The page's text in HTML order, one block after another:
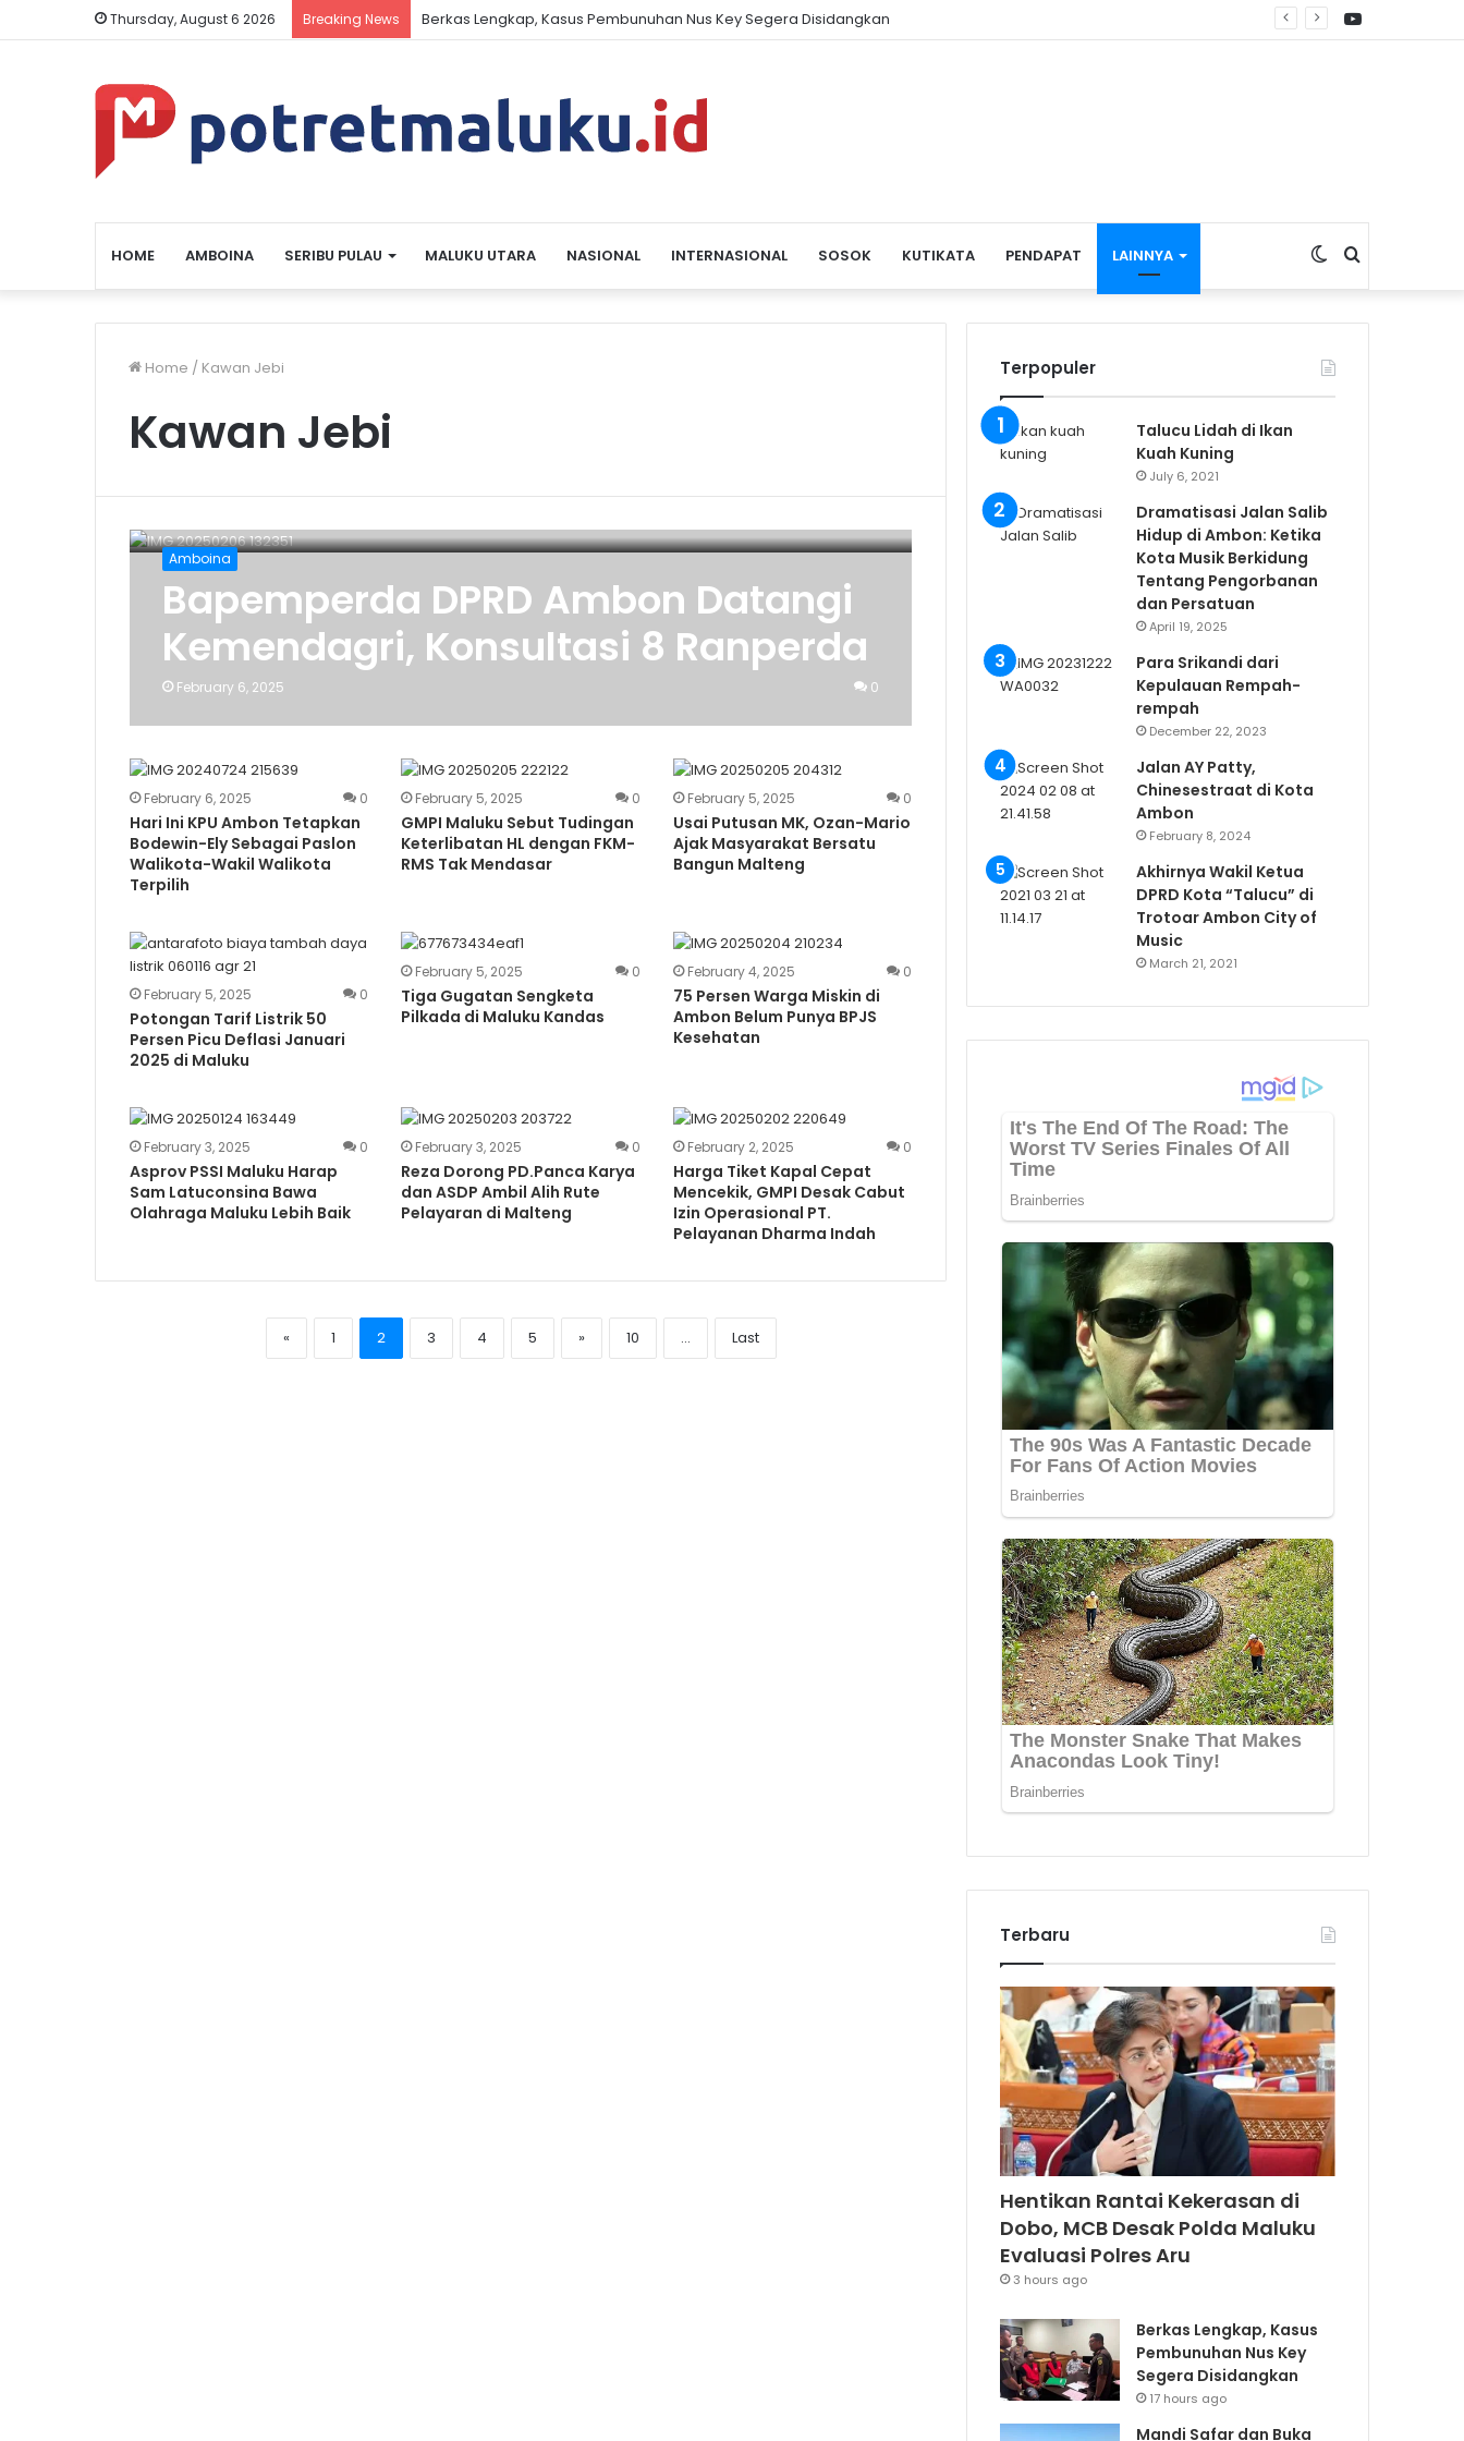
Thursday, August 6 2026 Breaking News Berkas Lengkap, Kasus Pembunuhan Nus Key Segera Disidangkan
HOME AMBOINA SERIBU PULAU MALUKU UTARA NASIONAL INTERNASIONAL SOSOK KUTIKATA PENDAPAT LAINNYA Search
for
Switch
skin
Home / Kawan Jebi
Kawan Jebi
Amboina
Bapemperda DPRD Ambon Datangi
Kemendagri, Konsultasi 8 Ranperda
February 6, 2025 0
February 6, 2025 0
Hari Ini KPU Ambon Tetapkan
Bodewin-Ely Sebagai Paslon
Walikota-Wakil Walikota
Terpilih
February 5, 2025 0
GMPI Maluku Sebut Tudingan
Keterlibatan HL dengan FKM-
RMS Tak Mendasar
February 5, 2025 0
Usai Putusan MK, Ozan-Mario
Ajak Masyarakat Bersatu
Bangun Malteng
February 5, 2025 0
Potongan Tarif Listrik 50
Persen Picu Deflasi Januari
2025 di Maluku
February 5, 2025 0
Tiga Gugatan Sengketa
Pilkada di Maluku Kandas
February 4, 2025 0
75 Persen Warga Miskin di
Ambon Belum Punya BPJS
Kesehatan
February 3, 2025 0
Asprov PSSI Maluku Harap
Sam Latuconsina Bawa
Olahraga Maluku Lebih Baik
February 3, 2025 0
Reza Dorong PD.Panca Karya
dan ASDP Ambil Alih Rute
Pelayaran di Malteng
February 2, 2025 0
Harga Tiket Kapal Cepat
Mencekik, GMPI Desak Cabut
Izin Operasional PT.
Pelayanan Dharma Indah
« 1 2 3 4 5 » 10 ... Last
Terpopuler
Talucu Lidah di Ikan
Kuah Kuning
July 6, 2021
Dramatisasi Jalan Salib
Hidup di Ambon: Ketika
Kota Musik Berkidung
Tentang Pengorbanan
dan Persatuan
April 19, 2025
Para Srikandi dari
Kepulauan Rempah-
rempah
December 22, 2023
Jalan AY Patty,
Chinesestraat di Kota
Ambon
February 8, 2024
Akhirnya Wakil Ketua
DPRD Kota “Talucu” di
Trotoar Ambon City of
Music
March 21, 2021
Terbaru
Hentikan Rantai Kekerasan di
Dobo, MCB Desak Polda Maluku
Evaluasi Polres Aru
3 hours ago
Berkas Lengkap, Kasus
Pembunuhan Nus Key
Segera Disidangkan
17 hours ago
Mandi Safar dan Buka